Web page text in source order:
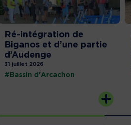
Ré-intégration de
Biganos et d’une partie
d’Audenge
31 juillet 2026
#Bassin d'Arcachon